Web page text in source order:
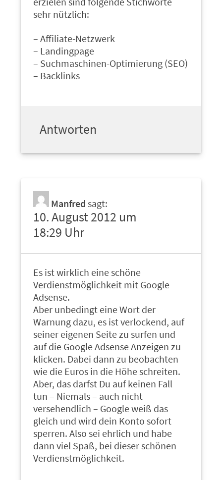
sehr nützlich:
– Affiliate-Netzwerk
– Landingpage
– Suchmaschinen-Optimierung (SEO)
– Backlinks
Antworten
Manfred sagt:
10. August 2012 um
18:29 Uhr
Es ist wirklich eine schöne
Verdienstmöglichkeit mit Google
Adsense.
Aber unbedingt eine Wort der
Warnung dazu, es ist verlockend, auf
seiner eigenen Seite zu surfen und
auf die Google Adsense Anzeigen zu
klicken. Dabei dann zu beobachten
wie die Euros in die Höhe schreiten.
Aber, das darfst Du auf keinen Fall
tun – Niemals – auch nicht
versehendlich – Google weiß das
gleich und wird dein Konto sofort
sperren. Also sei ehrlich und habe
dann viel Spaß, bei dieser schönen
Verdienstmöglichkeit.